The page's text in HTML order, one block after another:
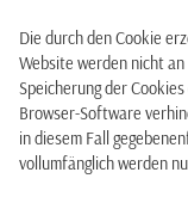
Die durch den Cookie
Website werden nicht
Speicherung der
Browser-Software
in diesem Fall
vollumfänglich werden